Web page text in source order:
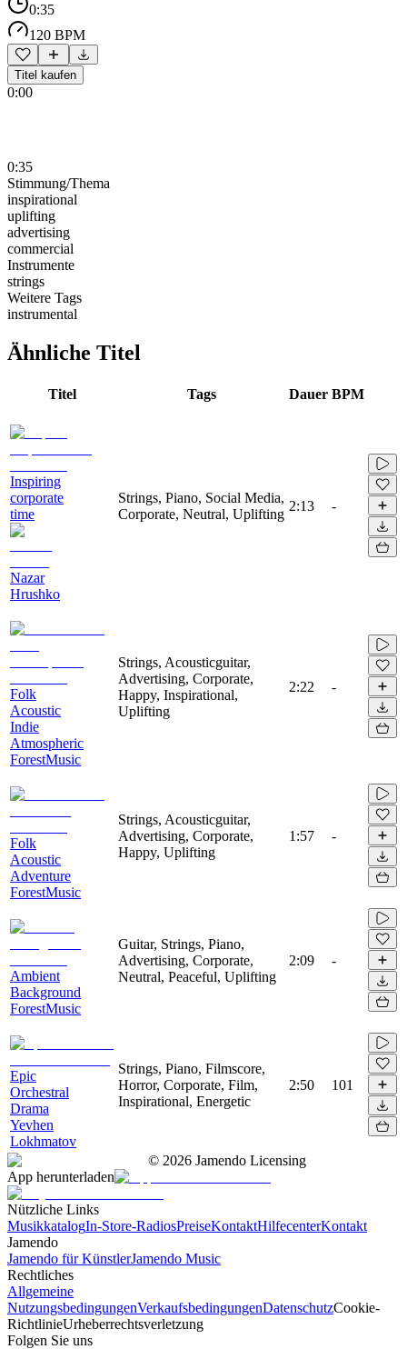
0:35
120 BPM
Titel kaufen
0:00
0:35
Stimmung/Thema
inspirational
uplifting
advertising
commercial
Instrumente
strings
Weitere Tags
instrumental
Ähnliche Titel
Titel Tags Dauer BPM
Inspiring
corporate
time
Nazar
Hrushko
Strings, Piano, Social Media,
Corporate, Neutral, Uplifting
2:13 -
Folk
Acoustic
Indie
Atmospheric
ForestMusic
Strings, Acousticguitar,
Advertising, Corporate,
Happy, Inspirational,
Uplifting
2:22 -
Folk
Acoustic
Adventure
ForestMusic
Strings, Acousticguitar,
Advertising, Corporate,
Happy, Uplifting
1:57 -
Ambient
Background
ForestMusic
Guitar, Strings, Piano,
Advertising, Corporate,
Neutral, Peaceful, Uplifting
2:09 -
Epic
Orchestral
Drama
Yevhen
Lokhmatov
Strings, Piano, Filmscore,
Horror, Corporate, Film,
Inspirational, Energetic
2:50 101
© 2026 Jamendo Licensing
App herunterladen
Nützliche Links
MusikkatalogIn-Store-RadiosPreiseKontaktHilfecenterKontakt
Jamendo
Jamendo für KünstlerJamendo Music
Rechtliches
Allgemeine
NutzungsbedingungenVerkaufsbedingungenDatenschutzCookie-
RichtlinieUrheberrechtsverletzung
Folgen Sie uns